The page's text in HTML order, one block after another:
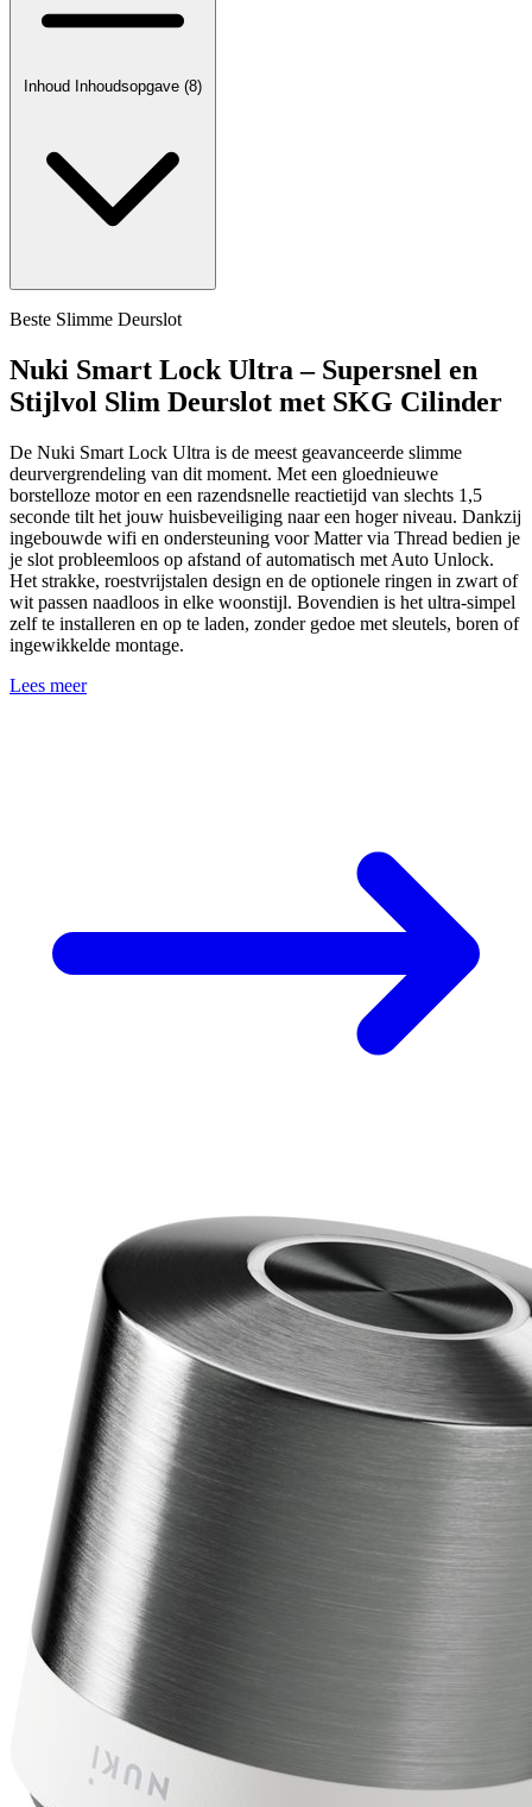
Inhoud Inhoudsopgave (8)
Beste Slimme Deurslot
Nuki Smart Lock Ultra – Supersnel en
Stijlvol Slim Deurslot met SKG Cilinder
De Nuki Smart Lock Ultra is de meest geavanceerde slimme
deurvergrendeling van dit moment. Met een gloednieuwe
borstelloze motor en een razendsnelle reactietijd van slechts 1,5
seconde tilt het jouw huisbeveiliging naar een hoger niveau. Dankzij
ingebouwde wifi en ondersteuning voor Matter via Thread bedien je
je slot probleemloos op afstand of automatisch met Auto Unlock.
Het strakke, roestvrijstalen design en de optionele ringen in zwart of
wit passen naadloos in elke woonstijl. Bovendien is het ultra-simpel
zelf te installeren en op te laden, zonder gedoe met sleutels, boren of
ingewikkelde montage.
Lees meer